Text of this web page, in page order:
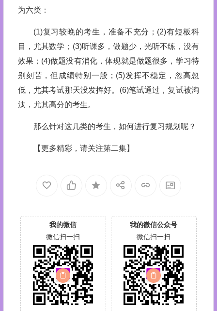
为六类：
(1)复习较晚的考生，准备不充分；(2)有短板科
目，尤其数学；(3)听课多，做题少，光听不练，没有
效果；(4)做题没有消化，体现就是做题很多，学习特
别刻苦，但成绩特别一般；(5)发挥不稳定，忽高忽
低，尤其考试那天没发挥好。(6)笔试通过，复试被淘
汰，尤其高分的考生。
那么针对这几类的考生，如何进行复习规划呢？
【更多精彩，请关注第二集】
我的微信
微信扫一扫
我的微信公众号
微信扫一扫